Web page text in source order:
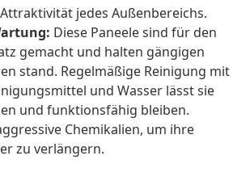
jedes Außenbereichs.
Diese Paneele sind für den
gemacht und halten gängigen
stand. Regelmäßige Reinigung mit
und Wasser lässt sie
und funktionsfähig bleiben.
Chemikalien, um ihre
zu verlängern.